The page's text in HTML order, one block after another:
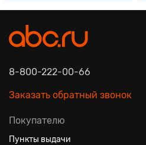
8-800-222-00-66
Заказать обратный звонок
Покупателю
Пункты выдачи